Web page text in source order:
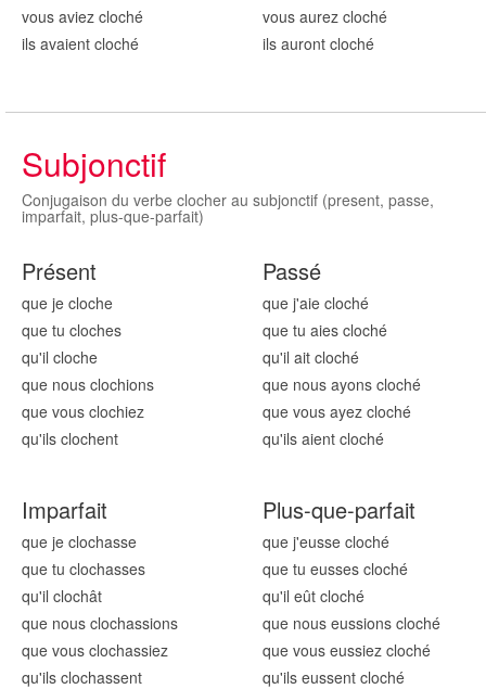
vous aviez cloché
ils avaient cloché
vous aurez cloché
ils auront cloché
Subjonctif
Conjugaison du verbe clocher au subjonctif (present, passe,
imparfait, plus-que-parfait)
Présent
que je cloche
que tu cloches
qu'il cloche
que nous clochions
que vous clochiez
qu'ils clochent
Passé
que j'aie cloché
que tu aies cloché
qu'il ait cloché
que nous ayons cloché
que vous ayez cloché
qu'ils aient cloché
Imparfait
que je clochasse
que tu clochasses
qu'il clochât
que nous clochassions
que vous clochassiez
qu'ils clochassent
Plus-que-parfait
que j'eusse cloché
que tu eusses cloché
qu'il eût cloché
que nous eussions cloché
que vous eussiez cloché
qu'ils eussent cloché